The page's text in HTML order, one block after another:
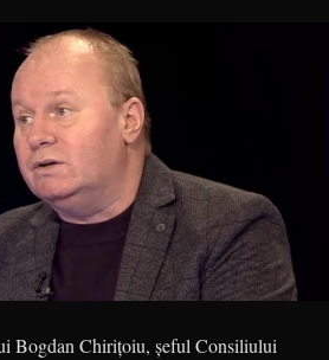
Bogdan Chirițoiu, șeful Consiliului